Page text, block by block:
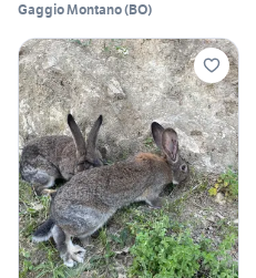
Gaggio Montano(BO)